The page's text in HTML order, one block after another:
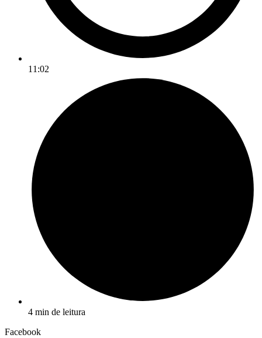
11:02
4 min de leitura
Facebook